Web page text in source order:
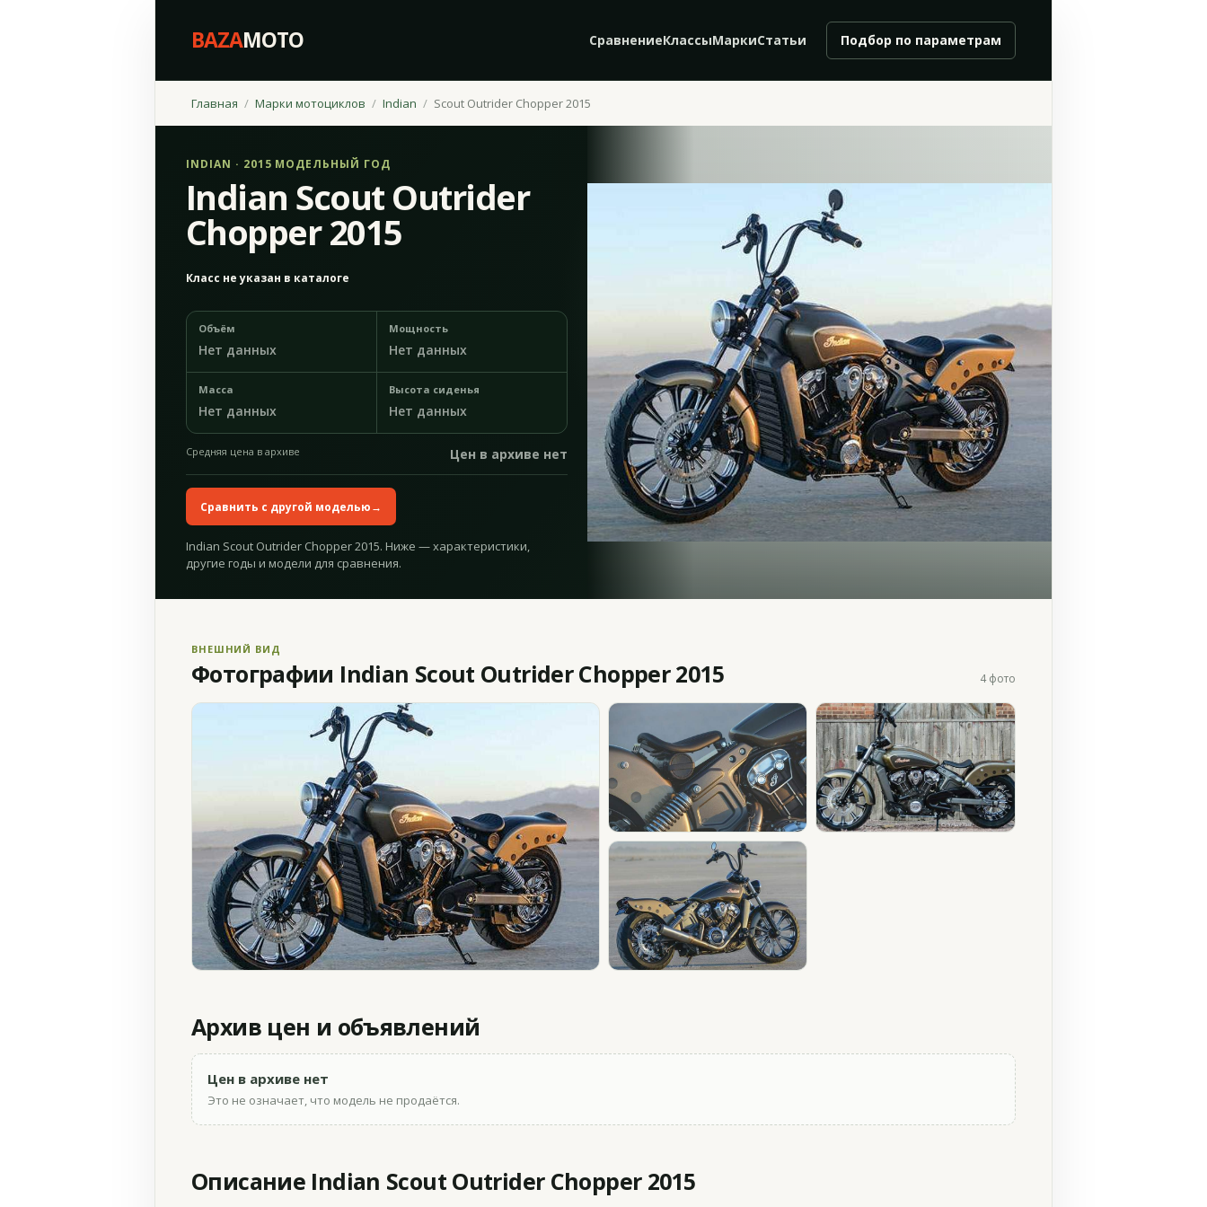
BAZAMOTO СравнениеКлассыМаркиСтатьи Подбор по параметрам
Главная Марки мотоциклов Indian Scout Outrider Chopper 2015
INDIAN · 2015 МОДЕЛЬНЫЙ ГОД
Indian Scout Outrider
Chopper 2015
Класс не указан в каталоге
Объём
Нет данных
Мощность
Нет данных
Масса
Нет данных
Высота сиденья
Нет данных
Средняя цена в архиве Цен в архиве нет
Сравнить с другой моделью→
Indian Scout Outrider Chopper 2015. Ниже — характеристики,
другие годы и модели для сравнения.
ВНЕШНИЙ ВИД
Фотографии Indian Scout Outrider Chopper 2015 4 фото
Архив цен и объявлений
Цен в архиве нет
Это не означает, что модель не продаётся.
Описание Indian Scout Outrider Chopper 2015